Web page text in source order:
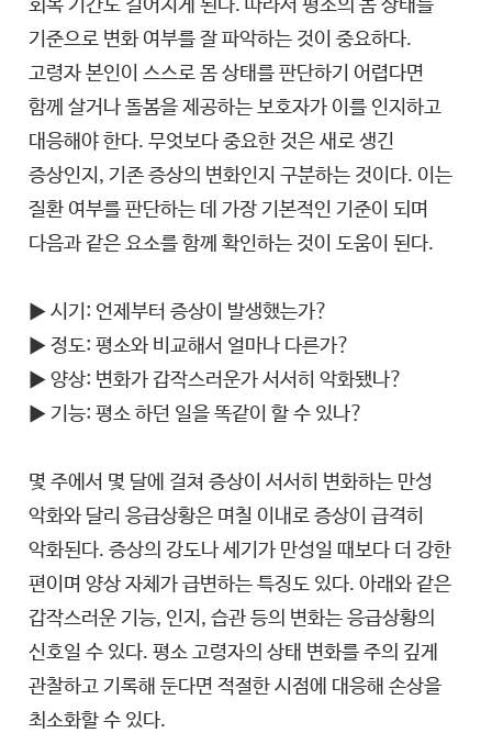
회복 기간도 길어지게 된다. 따라서 평소의 몸 상태를
기준으로 변화 여부를 잘 파악하는 것이 중요하다.
고령자 본인이 스스로 몸 상태를 판단하기 어렵다면
함께 살거나 돌봄을 제공하는 보호자가 이를 인지하고
대응해야 한다. 무엇보다 중요한 것은 새로 생긴
증상인지, 기존 증상의 변화인지 구분하는 것이다. 이는
질환 여부를 판단하는 데 가장 기본적인 기준이 되며
다음과 같은 요소를 함께 확인하는 것이 도움이 된다.
▶ 시기: 언제부터 증상이 발생했는가?
▶ 정도: 평소와 비교해서 얼마나 다른가?
▶ 양상: 변화가 갑작스러운가 서서히 악화됐나?
▶ 기능: 평소 하던 일을 똑같이 할 수 있나?
몇 주에서 몇 달에 걸쳐 증상이 서서히 변화하는 만성
악화와 달리 응급상황은 며칠 이내로 증상이 급격히
악화된다. 증상의 강도나 세기가 만성일 때보다 더 강한
편이며 양상 자체가 급변하는 특징도 있다. 아래와 같은
갑작스러운 기능, 인지, 습관 등의 변화는 응급상황의
신호일 수 있다. 평소 고령자의 상태 변화를 주의 깊게
관찰하고 기록해 둔다면 적절한 시점에 대응해 손상을
최소화할 수 있다.